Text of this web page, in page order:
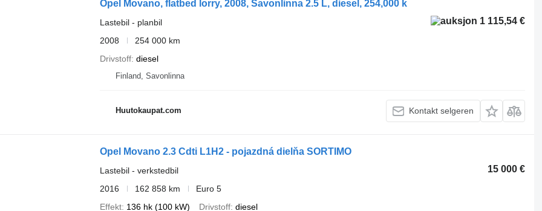
Opel Movano, flatbed lorry, 2008, Savonlinna 2.5 L, diesel, 254,000 k
1 115,54 €
Lastebil - planbil
2008
254 000 km
Drivstoff diesel
Finland, Savonlinna
Huutokaupat.com Kontakt selgeren
Opel Movano 2.3 Cdti L1H2 - pojazdná dielňa SORTIMO
15 000 €
Lastebil - verkstedbil
2016
162 858 km
Euro 5
Effekt 136 hk (100 kW) Drivstoff diesel